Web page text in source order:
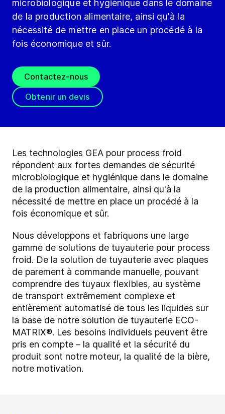
microbiologique et hygiénique dans le domaine
de la production alimentaire, ainsi qu'à la
nécessité de mettre en place un procédé à la
fois économique et sûr.
Contactez-nous
Obtenir un devis
Les technologies GEA pour process froid
répondent aux fortes demandes de sécurité
microbiologique et hygiénique dans le domaine
de la production alimentaire, ainsi qu'à la
nécessité de mettre en place un procédé à la
fois économique et sûr.
Nous développons et fabriquons une large
gamme de solutions de tuyauterie pour process
froid. De la solution de tuyauterie avec plaques
de parement à commande manuelle, pouvant
comprendre des tuyaux flexibles, au système
de transport extrêmement complexe et
entièrement automatisé de tous les liquides sur
la base de notre solution de tuyauterie ECO-
MATRIX®. Les besoins individuels peuvent être
pris en compte – la qualité et la sécurité du
produit sont notre moteur, la qualité de la bière,
notre motivation.